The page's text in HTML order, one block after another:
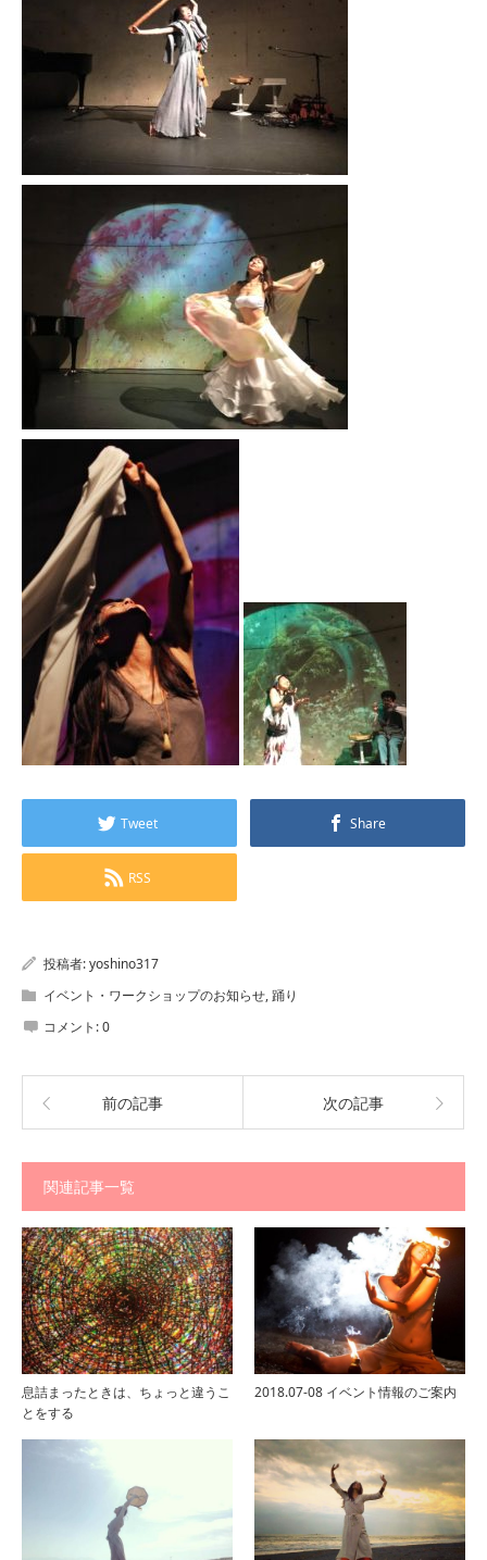
Tweet Share
RSS
投稿者:yoshino317
イベント・ワークショップのお知らせ,踊り
コメント:0
前の記事 次の記事
関連記事一覧
息詰まったときは、ちょっと違うこ
とをする
2018.07-08 イベント情報のご案内